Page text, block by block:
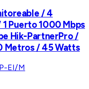
/ 4
Puerto 1000 Mbps
Hik-PartnerPro /
Metros / 45 Watts
EI/M